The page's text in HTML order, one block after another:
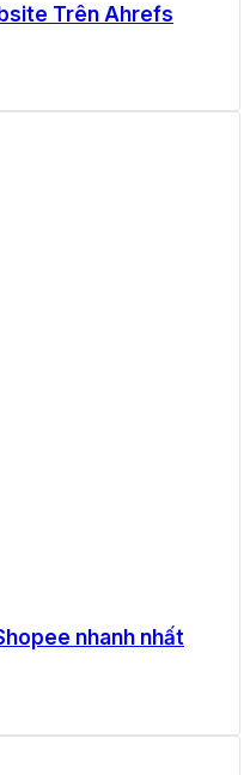
Trên Ahrefs
nhanh nhất